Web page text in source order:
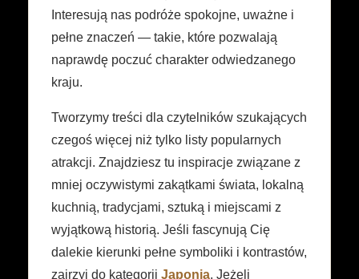
Interesują nas podróże spokojne, uważne i
pełne znaczeń — takie, które pozwalają
naprawdę poczuć charakter odwiedzanego
kraju.
Tworzymy treści dla czytelników szukających
czegoś więcej niż tylko listy popularnych
atrakcji. Znajdziesz tu inspiracje związane z
mniej oczywistymi zakątkami świata, lokalną
kuchnią, tradycjami, sztuką i miejscami z
wyjątkową historią. Jeśli fascynują Cię
dalekie kierunki pełne symboliki i kontrastów,
zajrzyj do kategorii Japonia. Jeżeli